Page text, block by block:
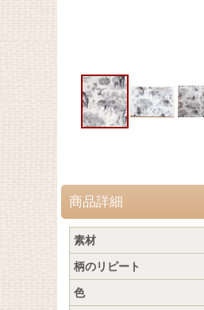
商品詳細
素材
柄のリピート
色